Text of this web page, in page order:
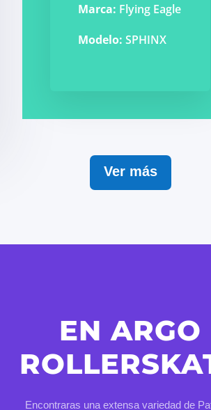
Marca: Flying Eagle
Modelo: SPHINX
Ver más
EN ARGO
Encontraras una extensa variedad de